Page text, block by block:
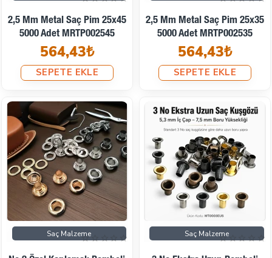
2,5 Mm Metal Saç Pim 25x45
5000 Adet MRTP002545
564,43₺
SEPETE EKLE
2,5 Mm Metal Saç Pim 25x35
5000 Adet MRTP002535
564,43₺
SEPETE EKLE
Saç Malzeme Saç Malzeme